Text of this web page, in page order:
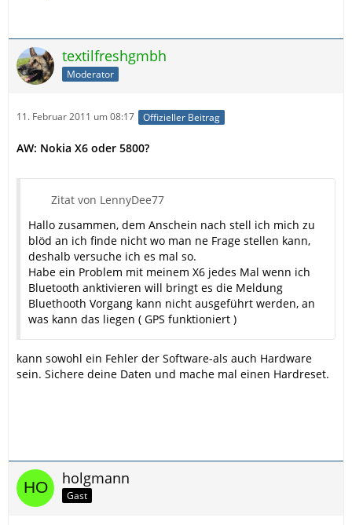
Ich will aber nicht irgendwelche Bazahl-Orgien
veranstalten, wenn ich mich nach einer ausgiebigen
Wanderung wieder meinem Auto nähern möchte.
Kann mir vielleicht jemand einen Link nennen, über den
Aufklärung erhalte oder oder auch selbst aus Erfahrung
textilfreshgmbh
Moderator
11. Februar 2011 um 08:17 Offizieller Beitrag
AW: Nokia X6 oder 5800?
Zitat von LennyDee77
Hallo zusammen, dem Anschein nach stell ich mich zu
blöd an ich finde nicht wo man ne Frage stellen kann,
deshalb versuche ich es mal so.
Habe ein Problem mit meinem X6 jedes Mal wenn ich
Bluetooth anktivieren will bringt es die Meldung
Bluethooth Vorgang kann nicht ausgeführt werden, an
was kann das liegen ( GPS funktioniert )
kann sowohl ein Fehler der Software-als auch Hardware
sein. Sichere deine Daten und mache mal einen Hardreset.
holgmann
Gast